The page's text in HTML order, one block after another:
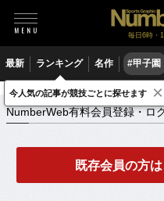
毎日6時・
最新 ランキング 名作 #甲子園
NumberWeb有料会員登録・ログイン
NumberWeb有料会員登録・ロ
既存会員の方
今人気の記事が競技ごとに探せます ×